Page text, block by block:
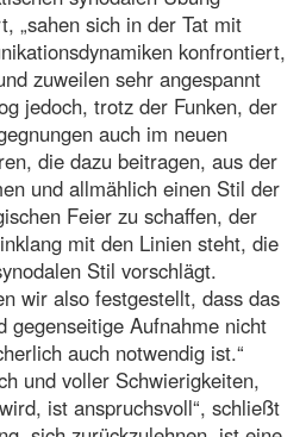
„sahen sich in der Tat mit
konfrontiert,
zuweilen sehr angespannt
jedoch, trotz der Funken, der
auch im neuen
die dazu beitragen, aus der
und allmählich einen Stil der
Feier zu schaffen, der
mit den Linien steht, die
Stil vorschlägt.
wir also festgestellt, dass das
gegenseitige Aufnahme nicht
auch notwendig ist.“
und voller Schwierigkeiten,
ist anspruchsvoll“, schließt